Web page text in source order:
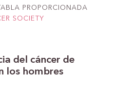
PROPORCIONADA
SOCIETY
del cáncer de
los hombres